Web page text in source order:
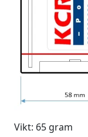
Vikt: 65 gram